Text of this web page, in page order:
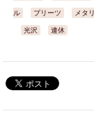
ル プリーツ メタ
光沢 連休